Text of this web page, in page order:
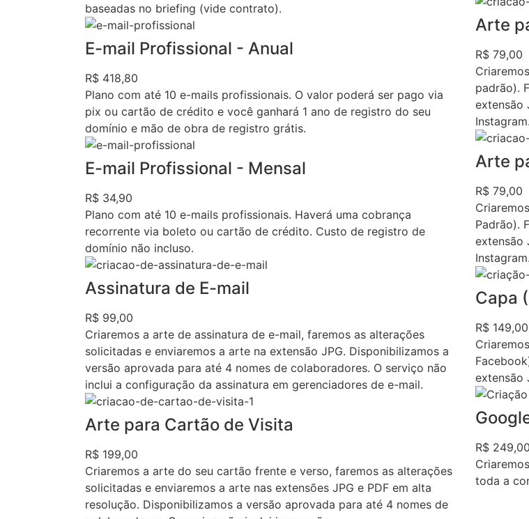
baseadas no briefing (vide contrato).
E-mail Profissional - Anual
R$ 418,80
Plano com até 10 e-mails profissionais. O valor poderá ser pago via
pix ou cartão de crédito e você ganhará 1 ano de registro do seu
domínio e mão de obra de registro grátis.
E-mail Profissional - Mensal
R$ 34,90
Plano com até 10 e-mails profissionais. Haverá uma cobrança
recorrente via boleto ou cartão de crédito. Custo de registro de
domínio não incluso.
Assinatura de E-mail
R$ 99,00
Criaremos a arte de assinatura de e-mail, faremos as alterações
solicitadas e enviaremos a arte na extensão JPG. Disponibilizamos a
versão aprovada para até 4 nomes de colaboradores. O serviço não
inclui a configuração da assinatura em gerenciadores de e-mail.
Arte para Cartão de Visita
R$ 199,00
Criaremos a arte do seu cartão frente e verso, faremos as alterações
solicitadas e enviaremos a arte nas extensões JPG e PDF em alta
resolução. Disponibilizamos a versão aprovada para até 4 nomes de
Arte
R$ 79,00
padrão).
extensão
Instagram.
Arte
R$ 79,00
Padrão).
extensão
Instagram.
Capa
R$ 149,00
extensão
R$ 249,00
toda a